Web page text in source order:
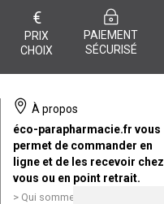
€
PRIX
CHOIX
PAIEMENT
SÉCURISÉ
À propos
éco-parapharmacie.fr vous
permet de commander en
ligne et de les recevoir chez
vous ou en point retrait.
Qui sommes nous ?